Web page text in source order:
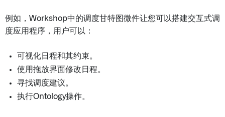
例如，Workshop中的调度甘特图微件让您可以搭建交互式调
度应用程序，用户可以：
可视化日程和其约束。
使用拖放界面修改日程。
寻找调度建议。
执行Ontology操作。